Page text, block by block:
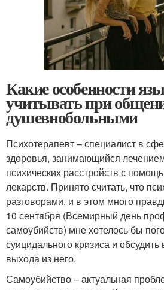
Какие особенности
учитывать при
душевнобольными
Психотерапевт – специалист в
здоровья, занимающийся
психических расстройств с
лекарств. Принято считать, что
разговорами, и в этом много
10 сентября (Всемирный день
самоубийств) мне хотелось бы
суицидального кризиса и
выхода из него.
Самоубийство – актуальная